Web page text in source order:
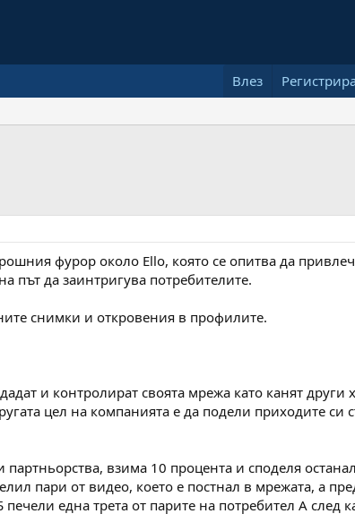
Влез
фурор около Ello, която се опитва да
път да заинтригува потребителите.
снимки и откровения в профилите.
и контролират своята мрежа като канят други
цел на компанията е да подели приходите си
взима 10 процента и споделя
пари от видео, което е постнал в мрежата, а
една трета от парите на потребител А след